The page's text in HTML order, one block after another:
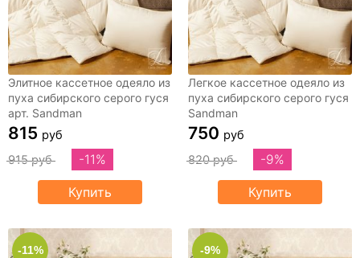
Евро макси
Набор дорожная
Элитное кассетное одеяло из
пуха сибирского серого гуся
арт. Sandman
815 руб
915 руб
-11%
Купить
Легкое кассетное одеяло из
пуха сибирского серого гуся
Sandman
750 руб
820 руб
-9%
Купить
-11% -9%